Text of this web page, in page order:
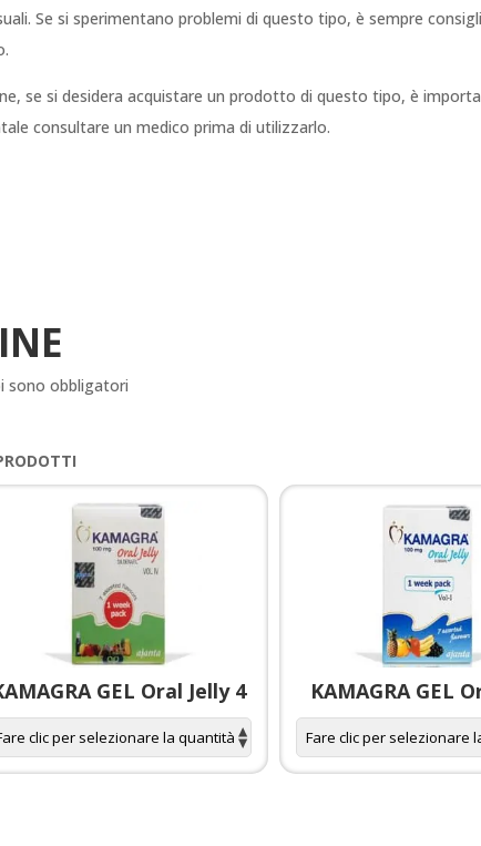
Se si sperimentano problemi di questo tipo, è sempre
se si desidera acquistare un prodotto di questo tipo, è
consultare un medico prima di utilizzarlo.
sono obbligatori
GEL Oral Jelly 4 KAMAGRA GEL